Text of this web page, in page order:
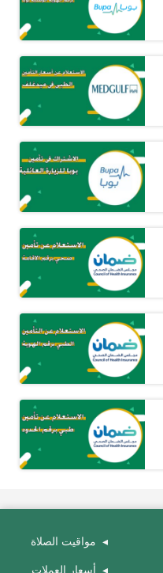
مواقيت الصلاة
أسعار العملات